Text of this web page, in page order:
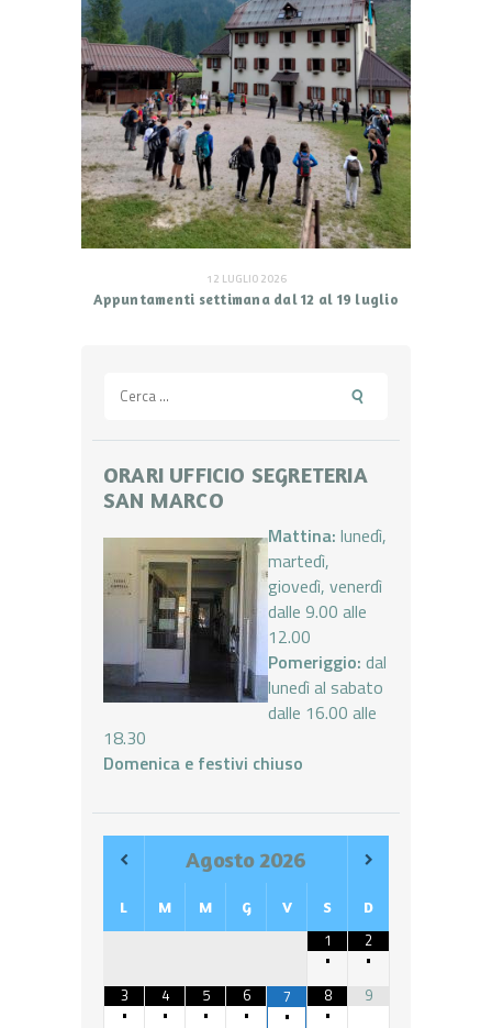
12 LUGLIO 2026
Appuntamenti settimana dal 12 al 19 luglio
per:
ORARI UFFICIO SEGRETERIA
SAN MARCO
Mattina: lunedì,
martedì,
giovedì, venerdì
dalle 9.00 alle
12.00
Pomeriggio: dal
lunedì al sabato
dalle 16.00 alle
18.30
Domenica e festivi chiuso
Agosto2026
L M M G V S D
1
•
2
•
3
•
4
•
5
•
6
•
7
•
8
•
9